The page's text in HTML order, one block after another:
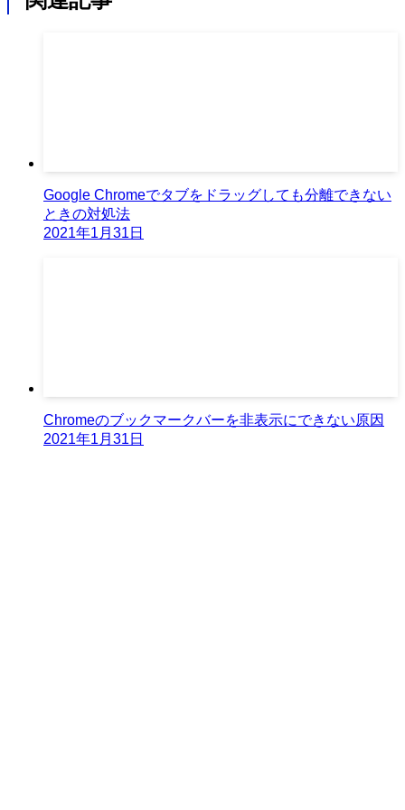
Google Chromeでタブをドラッグしても分離できない
ときの対処法
2021年1月31日
Chromeのブックマークバーを非表示にできない原因
2021年1月31日